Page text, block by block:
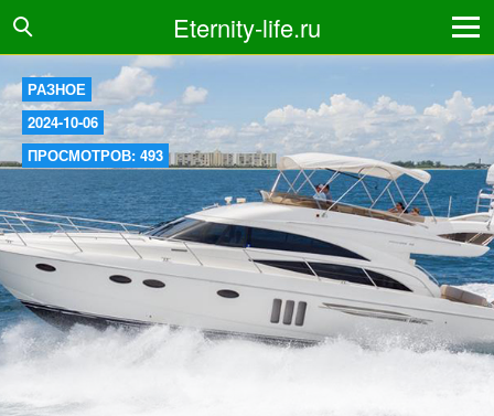
Eternity-life.ru
РАЗНОЕ
2024-10-06
ПРОСМОТРОВ: 493